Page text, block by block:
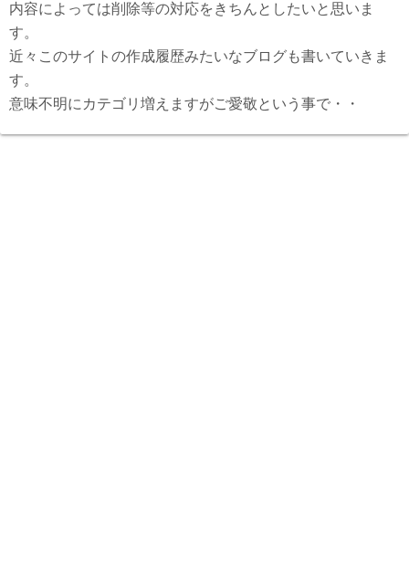
内容によっては削除等の対応をきちんとしたいと思いま
す。
近々このサイトの作成履歴みたいなブログも書いていきま
す。
意味不明にカテゴリ増えますがご愛敬という事で・・